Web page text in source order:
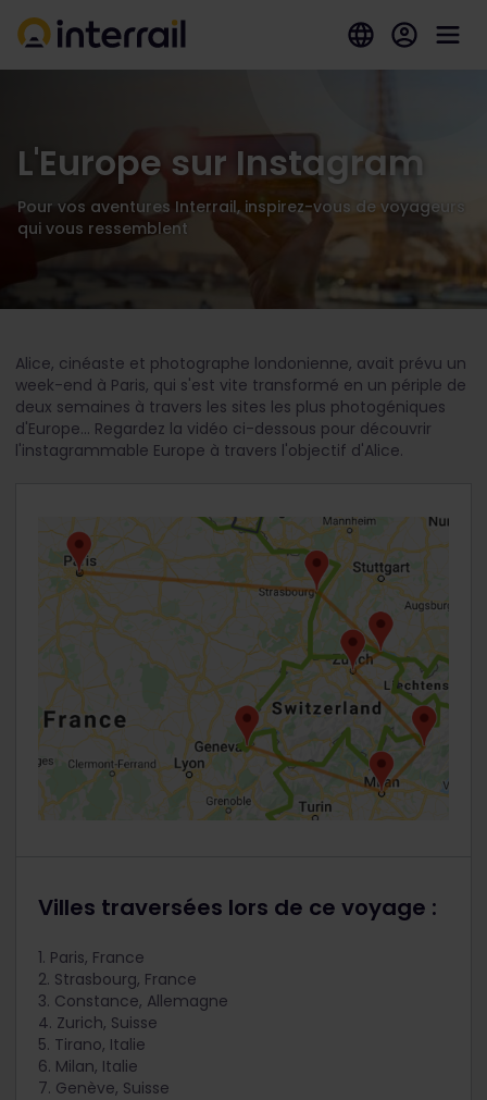
L'Europe sur Instagram
Pour vos aventures Interrail, inspirez-vous de voyageurs
qui vous ressemblent
Alice, cinéaste et photographe londonienne, avait prévu un
week-end à Paris, qui s'est vite transformé en un périple de
deux semaines à travers les sites les plus photogéniques
d'Europe... Regardez la vidéo ci-dessous pour découvrir
l'instagrammable Europe à travers l'objectif d'Alice.
Villes traversées lors de ce voyage :
1. Paris, France
2. Strasbourg, France
3. Constance, Allemagne
4. Zurich, Suisse
5. Tirano, Italie
6. Milan, Italie
7. Genève, Suisse